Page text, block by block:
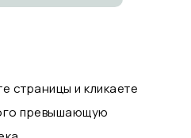
страницы и кликаете
превышающую